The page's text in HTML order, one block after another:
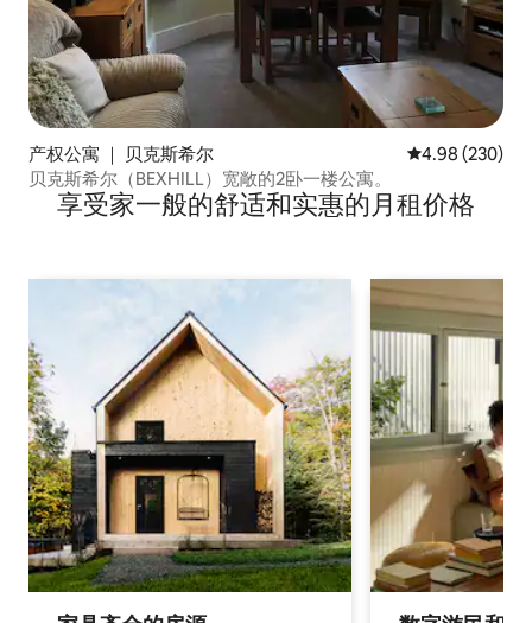
产权公寓 ｜ 贝克斯希尔 平均评分 4.98
4.98 (230)
贝克斯希尔（BEXHILL）宽敞的2卧一楼公寓。
享受家一般的舒适和实惠的月租价格